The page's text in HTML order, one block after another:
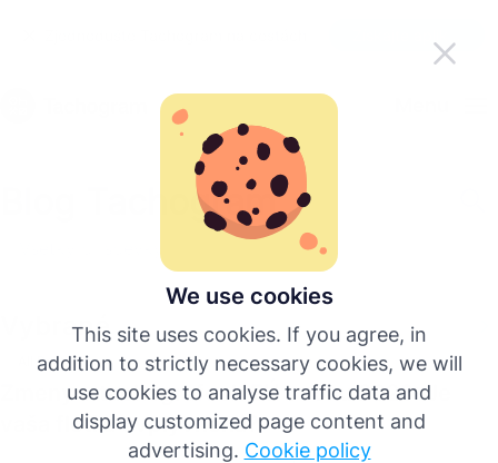
We use cookies
This site uses cookies. If you agree, in
addition to strictly necessary cookies, we will
use cookies to analyse traffic data and
display customized page content and
advertising. Cookie policy
Français
Italiano
Blog Tachogram
Vybrané
All Posts
Zmeny v tachografoch EÚ v roku 2026: Je
vaša flotila ovplyvnená?